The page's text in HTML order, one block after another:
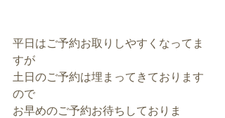
平日はご予約お取りしやすくなってま
すが
土日のご予約は埋まってきております
ので
お早めのご予約お待ちしておりま